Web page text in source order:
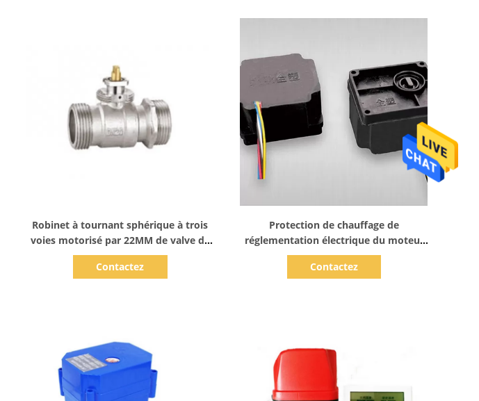
Robinet à tournant sphérique à trois
voies motorisé par 22MM de valve de
zone pour le système de chauffage
central de la CAHT
Contactez
Protection de chauffage de
réglementation électrique du moteur
DN20 IP66 de valve de zone
Contactez